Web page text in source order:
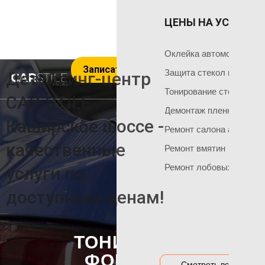
Записаться на услуги
Чем мы занимаемся
Команда мастеров
Социальные сети
Акция на тонировку
Акция на полировку
ГЛАВНАЯ
Оклейка
Оклейка
ОКЛЕЙКА
Оклейка
Оклейка
Оклейка
Оклейка
Оклейка
Оклейка автомобиля
Защита стекол пленкой
Ремонт салона
Ремонт вмятин
Ремонт лобовых стекол
Тонирование стекол
Демонтаж пленки
ЦЕНЫ НА УСЛУГИ
Детейлинг-центр
CAR-STILE
Каширское шоссе -
качественные
услуги по
доступным ценам!
ТОНИРОВКА
ФОНАРЕЙ